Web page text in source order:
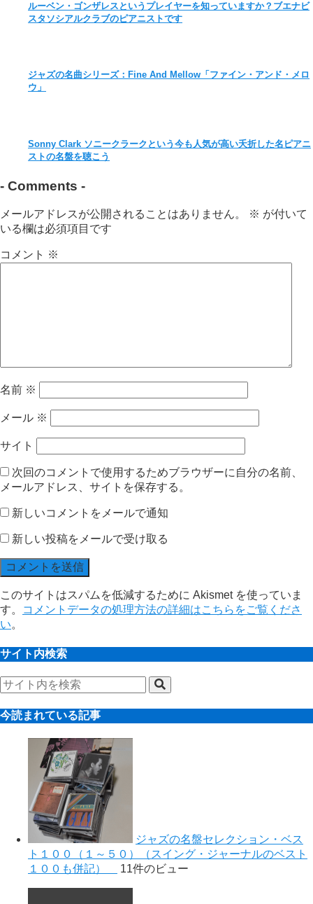
ルーベン・ゴンザレスというプレイヤーを知っていますか？ブエナビ
スタソシアルクラブのピアニストです
ジャズの名曲シリーズ：Fine And Mellow「ファイン・アンド・メロ
ウ」
Sonny Clark ソニークラークという今も人気が高い夭折した名ピアニ
ストの名盤を聴こう
- Comments -
メールアドレスが公開されることはありません。 ※ が付いて
いる欄は必須項目です
コメント ※
名前 ※
メール ※
サイト
次回のコメントで使用するためブラウザーに自分の名前、
メールアドレス、サイトを保存する。
新しいコメントをメールで通知
新しい投稿をメールで受け取る
このサイトはスパムを低減するために Akismet を使っていま
す。
コメントデータの処理方法の詳細はこちらをご覧くださ
い。
サイト内検索
今読まれている記事
ジャズの名盤セレクション・ベス
ト１００（１～５０）（スイング・ジャーナルのベスト
１００も併記）
11件のビュー